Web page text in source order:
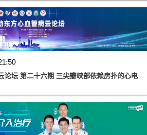
论坛 第二十六期 三尖瓣峡部依赖房扑的心电